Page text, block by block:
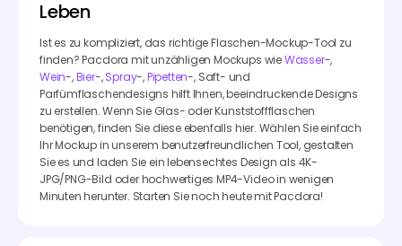
Leben
Ist es zu kompliziert, das richtige Flaschen-Mockup-Tool zu
finden? Pacdora mit unzähligen Mockups wieWasser-,
Wein-,Bier-,Spray-,Pipetten-, Saft- und
Parfümflaschendesigns hilft Ihnen, beeindruckende Designs
zu erstellen. Wenn Sie Glas- oder Kunststoffflaschen
benötigen, finden Sie diese ebenfalls hier. Wählen Sie einfach
Ihr Mockup in unserem benutzerfreundlichen Tool, gestalten
Sie es und laden Sie ein lebensechtes Design als 4K-
JPG/PNG-Bild oder hochwertiges MP4-Video in wenigen
Minuten herunter. Starten Sie noch heute mit Pacdora!